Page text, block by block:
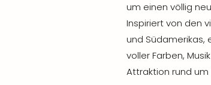
um einen völlig
Inspiriert von den
und Südamerikas,
voller Farben,
Attraktion rund um